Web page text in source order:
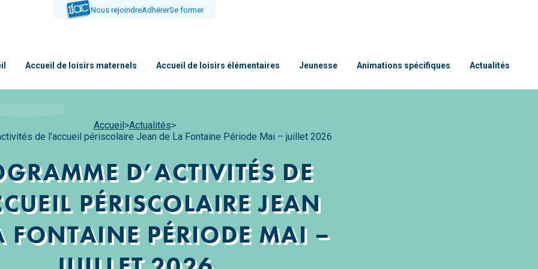
Nous rejoindreAdhérerSe former
Accueil de loisirs maternels Accueil de loisirs élémentaires Jeunesse Animations spécifiques Actualités
Accueil>Actualités>
de l’accueil périscolaire Jean de La Fontaine Période Mai – juillet 2026
D’ACTIVITÉS DE
PÉRISCOLAIRE JEAN
FONTAINE PÉRIODE MAI –